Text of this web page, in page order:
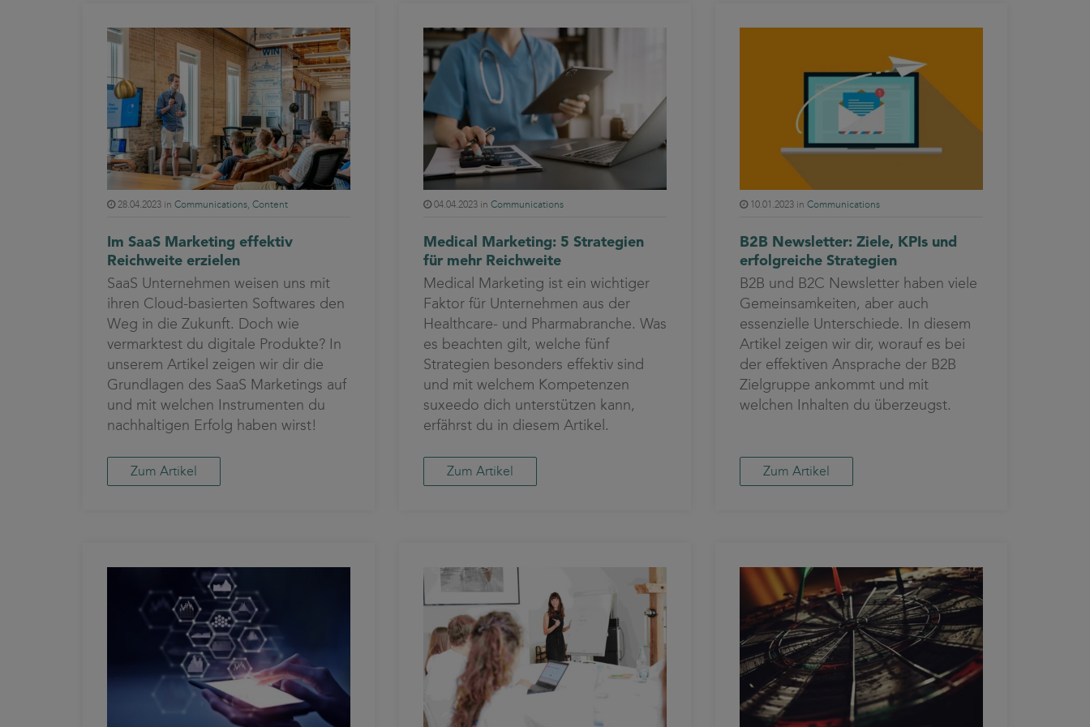
28.04.2023 in Communications Content
Im SaaS Marketing effektiv
Reichweite erzielen
SaaS Unternehmen weisen uns mit
ihren Cloud-basierten Softwares den
Weg in die Zukunft. Doch wie
vermarktest du digitale Produkte? In
unserem Artikel zeigen wir dir die
Grundlagen des SaaS Marketings auf
und mit welchen Instrumenten du
nachhaltigen Erfolg haben wirst!
Zum Artikel
04.04.2023 in Communications
Medical Marketing: 5 Strategien
für mehr Reichweite
Medical Marketing ist ein wichtiger
Faktor für Unternehmen aus der
Healthcare- und Pharmabranche. Was
es beachten gilt, welche fünf
Strategien besonders effektiv sind
und mit welchem Kompetenzen
suxeedo dich unterstützen kann,
erfährst du in diesem Artikel.
Zum Artikel
10.01.2023 in Communications
B2B Newsletter: Ziele, KPIs und
erfolgreiche Strategien
B2B und B2C Newsletter haben viele
Gemeinsamkeiten, aber auch
essenzielle Unterschiede. In diesem
Artikel zeigen wir dir, worauf es bei
der effektiven Ansprache der B2B
Zielgruppe ankommt und mit
welchen Inhalten du überzeugst.
Zum Artikel